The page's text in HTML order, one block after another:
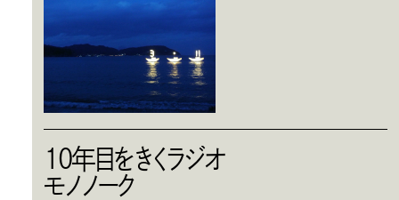
10年目をきくラジオ
モノノーク